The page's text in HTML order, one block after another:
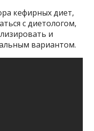
кефирных диет,
с диетологом,
и
вариантом.